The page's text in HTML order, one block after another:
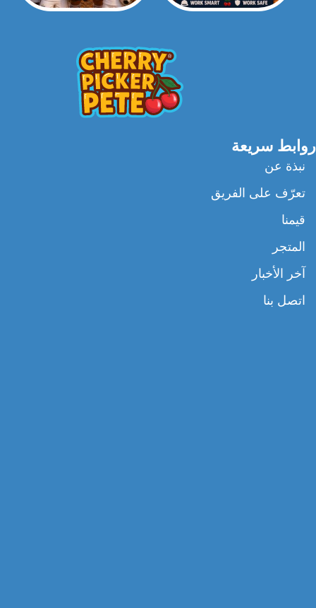
روابط سريعة
نبذة عن
تعرّف على الفريق
قيمنا
المتجر
آخر الأخبار
اتصل بنا